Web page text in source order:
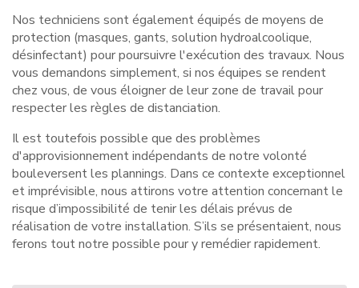
Nos techniciens sont également équipés de moyens de
protection (masques, gants, solution hydroalcoolique,
désinfectant) pour poursuivre l'exécution des travaux. Nous
vous demandons simplement, si nos équipes se rendent
chez vous, de vous éloigner de leur zone de travail pour
respecter les règles de distanciation.
Il est toutefois possible que des problèmes
d'approvisionnement indépendants de notre volonté
bouleversent les plannings. Dans ce contexte exceptionnel
et imprévisible, nous attirons votre attention concernant le
risque d’impossibilité de tenir les délais prévus de
réalisation de votre installation. S’ils se présentaient, nous
ferons tout notre possible pour y remédier rapidement.